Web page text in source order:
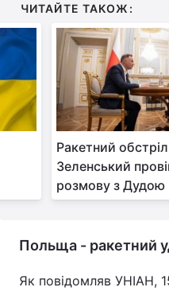
ЧИТАЙТЕ ТАКОЖ:
Ракетний
Зеленський
розмову з Дудою
Польща - ракетний
Як повідомляв УНІАН,